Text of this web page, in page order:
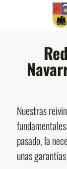
Nuestras
pasado, la
unas